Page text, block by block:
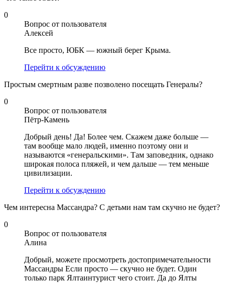
0
Вопрос от пользователя
Алексей
Все просто, ЮБК — южный берег Крыма.
Перейти к обсуждению
Простым смертным разве позволено посещать Генералы?
0
Вопрос от пользователя
Пётр-Камень
Добрый день! Да! Более чем. Скажем даже больше —
там вообще мало людей, именно поэтому они и
называются «генеральскими». Там заповедник, однако
широкая полоса пляжей, и чем дальше — тем меньше
цивилизации.
Перейти к обсуждению
Чем интересна Массандра? С детьми нам там скучно не будет?
0
Вопрос от пользователя
Алина
Добрый, можете просмотреть достопримечательности
Массандры Если просто — скучно не будет. Один
только парк Ялтаинтурист чего стоит. Да до Ялты